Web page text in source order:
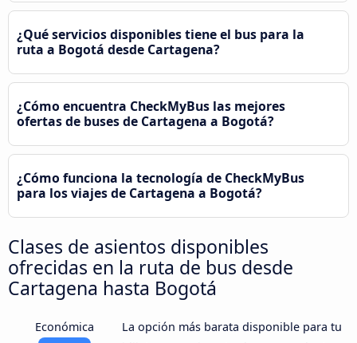
¿Qué servicios disponibles tiene el bus para la
ruta a Bogotá desde Cartagena?
¿Cómo encuentra CheckMyBus las mejores
ofertas de buses de Cartagena a Bogotá?
¿Cómo funciona la tecnología de CheckMyBus
para los viajes de Cartagena a Bogotá?
Clases de asientos disponibles
ofrecidas en la ruta de bus desde
Cartagena hasta Bogotá
Económica
La opción más barata disponible para tu